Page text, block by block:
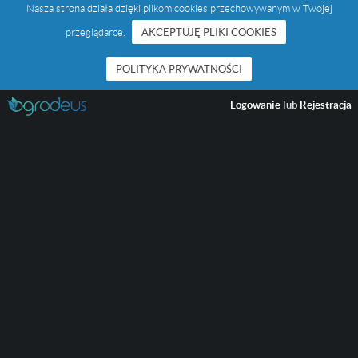
Nasza strona działa dzięki plikom cookies przechowywanym w Twojej
przeglądarce.
AKCEPTUJĘ PLIKI COOKIES
POLITYKA PRYWATNOŚCI
Logowanie lub Rejestracja